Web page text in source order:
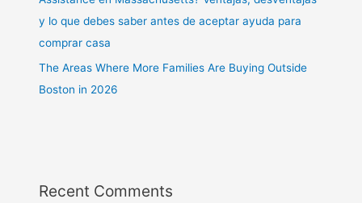
y lo que debes saber antes de aceptar ayuda para
comprar casa
The Areas Where More Families Are Buying Outside
Boston in 2026
Recent Comments